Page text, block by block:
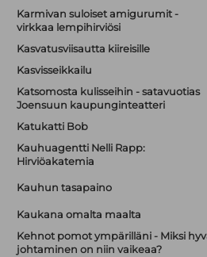
Karmivan suloiset amigurumit -
virkkaa lempihirviösi
Kasvatusviisautta kiireisille
Kasvisseikkailu
Katsomosta kulisseihin - satavuotias
Joensuun kaupunginteatteri
Katukatti Bob
Kauhuagentti Nelli Rapp:
Hirviöakatemia
Kauhun tasapaino
Kaukana omalta maalta
Kehnot pomot ympärilläni - Miksi
johtaminen on niin vaikeaa?